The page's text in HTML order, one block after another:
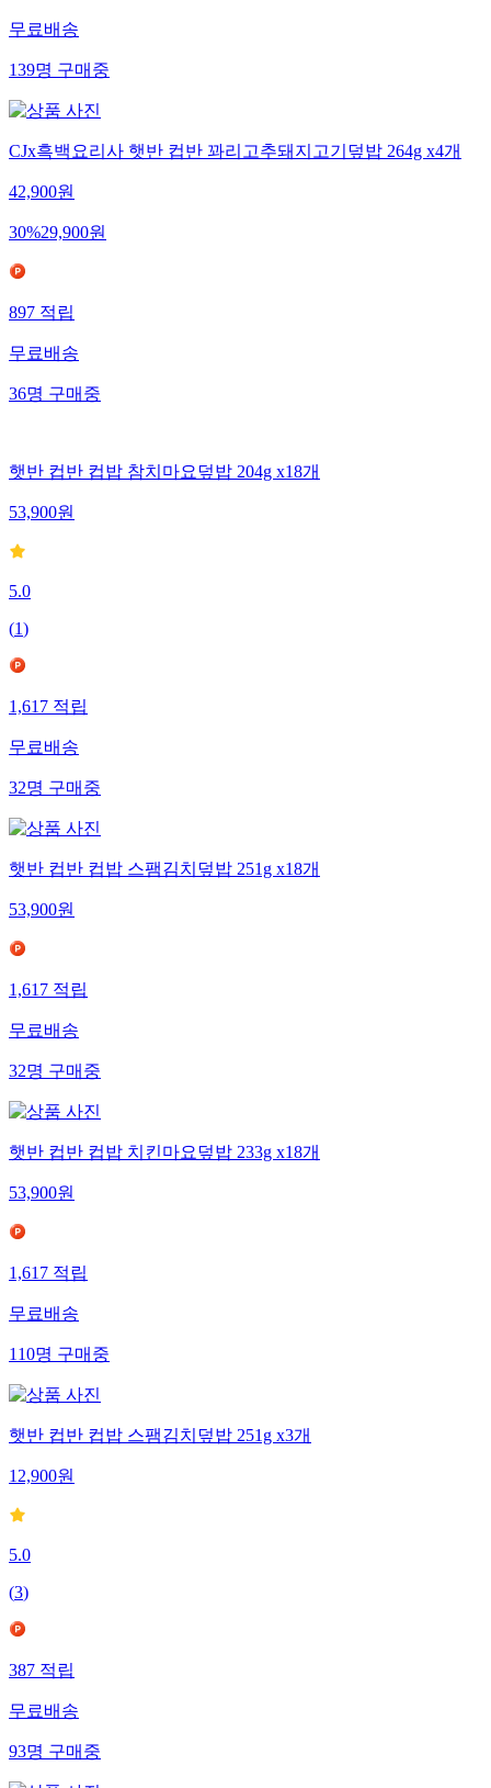
무료배송
139명 구매중
CJx흑백요리사 햇반 컵반 꽈리고추돼지고기덮밥 264g x4개
42,900원
30%29,900원
897 적립
무료배송
36명 구매중
햇반 컵반 컵밥 참치마요덮밥 204g x18개
53,900원
5.0
(1)
1,617적립
무료배송
32명구매중
햇반 컵반 컵밥 스팸김치덮밥 251g x18개
53,900원
1,617적립
무료배송
32명구매중
햇반 컵반 컵밥 치킨마요덮밥 233g x18개
53,900원
1,617적립
무료배송
110명구매중
햇반 컵반 컵밥 스팸김치덮밥 251g x3개
12,900원
5.0
(3)
387적립
무료배송
93명구매중